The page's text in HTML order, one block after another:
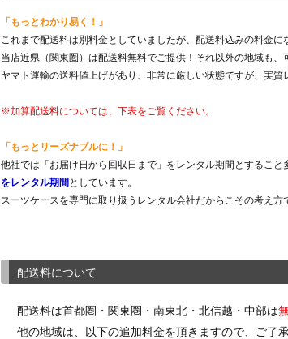
「もっとわかり易く！」
これまで配送料は別料金としていましたが、配送料込みの料金に
当店近県（関東圏）は配送料無料でご提供！それ以外の地域も
ヤマト運輸の送料値上げがあり、非常に厳しい状態ですが、実
※加算配送料については、下表をご覧ください。
「もっとリーズナブルに！」
他社では「お届け日から回収日まで」をレンタル期間とすること
をレンタル期間 としています。
スーツケースを専門に取り扱うレンタル会社だからこその考え方
配送料について
配送料は首都圏・関東圏・南東北・北信越・中部は
他の地域は、以下の追加料金を頂きますので、ご了承